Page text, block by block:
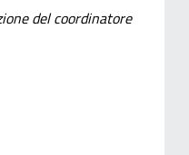
del coordinatore